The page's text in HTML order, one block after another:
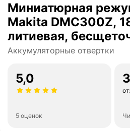
Миниатюрная
Makita DMC300Z,
литиевая,
20000 об/мин
Аккумуляторные отвертки
5,0
5 оценок
3